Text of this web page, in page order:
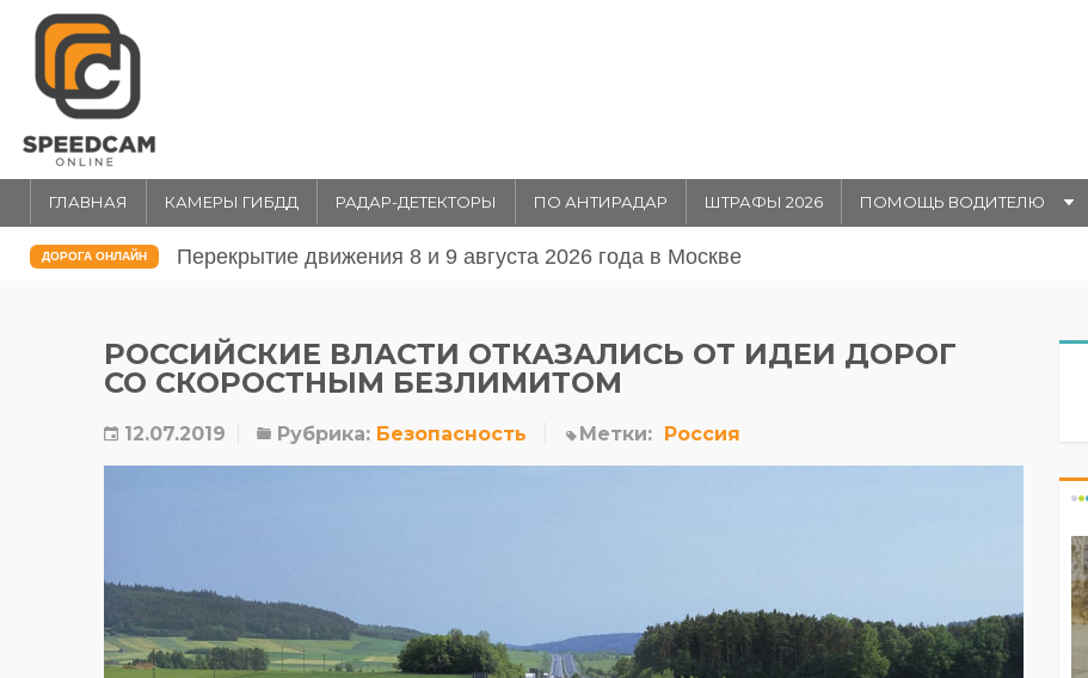
ГЛАВНАЯ КАМЕРЫ ГИБДД РАДАР-ДЕТЕКТОРЫ ПО АНТИРАДАР ШТРАФЫ 2026 ПОМОЩЬ ВОДИТЕЛЮ
ДОРОГА ОНЛАЙН Перекрытие движения 31 июля и 1 августа 20026 года в Москве
РОССИЙСКИЕ ВЛАСТИ ОТКАЗАЛИСЬ ОТ ИДЕИ ДОРОГ
СО СКОРОСТНЫМ БЕЗЛИМИТОМ
12.07.2019 Рубрика: Безопасность Метки: Россия